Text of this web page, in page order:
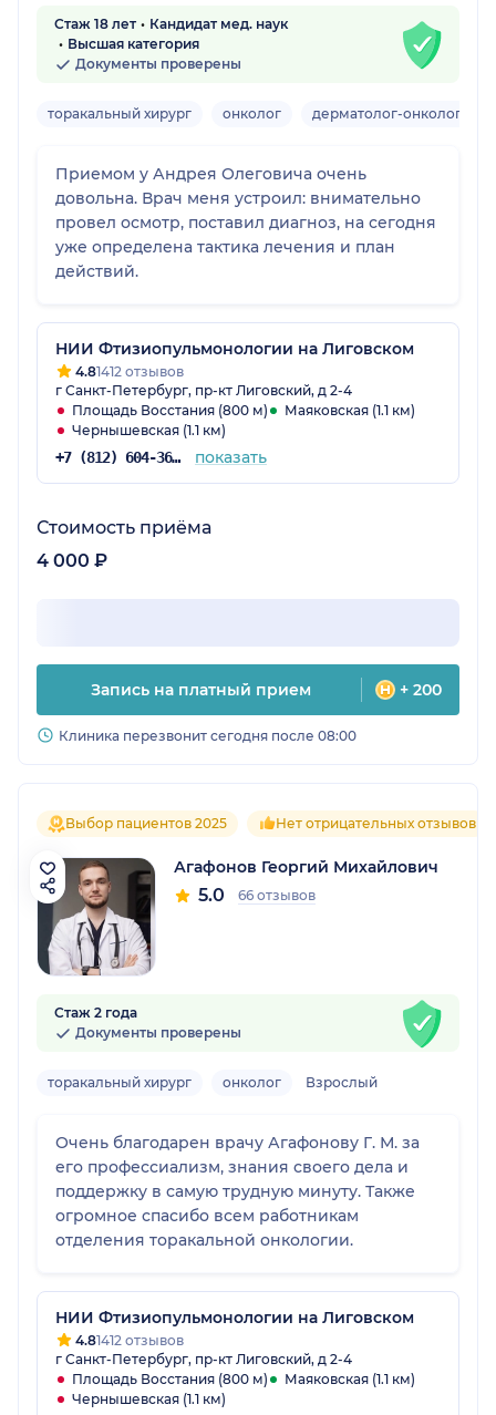
Стаж 18 лет
Кандидат мед. наук
Высшая категория
Документы проверены
торакальный хирург онколог дерматолог-онколог
Приемом у Андрея Олеговича очень
довольна. Врач меня устроил: внимательно
провел осмотр, поставил диагноз, на сегодня
уже определена тактика лечения и план
действий.
НИИ Фтизиопульмонологии на Лиговском
4.81412 отзывов
г Санкт-Петербург, пр-кт Лиговский, д 2-4
Площадь Восстания (800 м)
Маяковская (1.1 км)
Чернышевская (1.1 км)
+7 (812) 604-36-34 показать
Стоимость приёма
4 000 ₽
Запись на платный прием + 200
Клиника перезвонит сегодня после 08:00
Выбор пациентов 2025 Нет отрицательных отзывов
Агафонов Георгий Михайлович
5.0 66 отзывов
Стаж 2 года
Документы проверены
торакальный хирург онколог Взрослый
Очень благодарен врачу Агафонову Г. М. за
его профессиализм, знания своего дела и
поддержку в самую трудную минуту. Также
огромное спасибо всем работникам
отделения торакальной онкологии.
НИИ Фтизиопульмонологии на Лиговском
4.81412 отзывов
г Санкт-Петербург, пр-кт Лиговский, д 2-4
Площадь Восстания (800 м)
Маяковская (1.1 км)
Чернышевская (1.1 км)